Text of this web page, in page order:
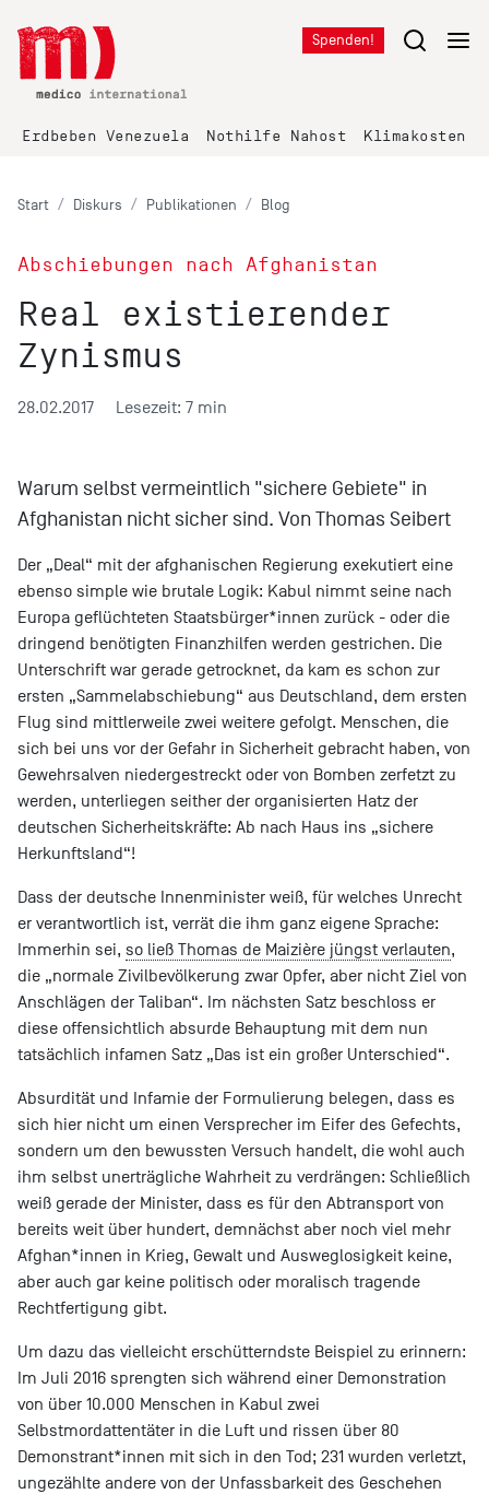
Spenden!
Erdbeben Venezuela Nothilfe Nahost Klimakosten
Start Diskurs Publikationen Blog
Abschiebungen nach Afghanistan
Real existierender
Zynismus
28.02.2017 Lesezeit: 7 min
Warum selbst vermeintlich "sichere Gebiete" in
Afghanistan nicht sicher sind. Von Thomas Seibert
Der „Deal“ mit der afghanischen Regierung exekutiert eine
ebenso simple wie brutale Logik: Kabul nimmt seine nach
Europa geflüchteten Staatsbürger*innen zurück - oder die
dringend benötigten Finanzhilfen werden gestrichen. Die
Unterschrift war gerade getrocknet, da kam es schon zur
ersten „Sammelabschiebung“ aus Deutschland, dem ersten
Flug sind mittlerweile zwei weitere gefolgt. Menschen, die
sich bei uns vor der Gefahr in Sicherheit gebracht haben, von
Gewehrsalven niedergestreckt oder von Bomben zerfetzt zu
werden, unterliegen seither der organisierten Hatz der
deutschen Sicherheitskräfte: Ab nach Haus ins „sichere
Herkunftsland“!
Dass der deutsche Innenminister weiß, für welches Unrecht
er verantwortlich ist, verrät die ihm ganz eigene Sprache:
Immerhin sei, so ließ Thomas de Maizière jüngst verlauten,
die „normale Zivilbevölkerung zwar Opfer, aber nicht Ziel von
Anschlägen der Taliban“. Im nächsten Satz beschloss er
diese offensichtlich absurde Behauptung mit dem nun
tatsächlich infamen Satz „Das ist ein großer Unterschied“.
Absurdität und Infamie der Formulierung belegen, dass es
sich hier nicht um einen Versprecher im Eifer des Gefechts,
sondern um den bewussten Versuch handelt, die wohl auch
ihm selbst unerträgliche Wahrheit zu verdrängen: Schließlich
weiß gerade der Minister, dass es für den Abtransport von
bereits weit über hundert, demnächst aber noch viel mehr
Afghan*innen in Krieg, Gewalt und Ausweglosigkeit keine,
aber auch gar keine politisch oder moralisch tragende
Rechtfertigung gibt.
Um dazu das vielleicht erschütterndste Beispiel zu erinnern:
Im Juli 2016 sprengten sich während einer Demonstration
von über 10.000 Menschen in Kabul zwei
Selbstmordattentäter in die Luft und rissen über 80
Demonstrant*innen mit sich in den Tod; 231 wurden verletzt,
ungezählte andere von der Unfassbarkeit des Geschehen